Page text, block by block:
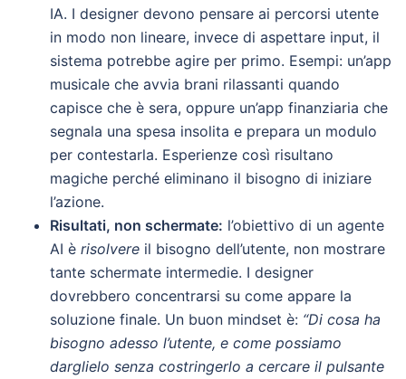
IA. I designer devono pensare ai percorsi utente
in modo non lineare, invece di aspettare input, il
sistema potrebbe agire per primo. Esempi: un’app
musicale che avvia brani rilassanti quando
capisce che è sera, oppure un’app finanziaria che
segnala una spesa insolita e prepara un modulo
per contestarla. Esperienze così risultano
magiche perché eliminano il bisogno di iniziare
l’azione.
Risultati, non schermate: l’obiettivo di un agente
AI è risolvere il bisogno dell’utente, non mostrare
tante schermate intermedie. I designer
dovrebbero concentrarsi su come appare la
soluzione finale. Un buon mindset è: “Di cosa ha
bisogno adesso l’utente, e come possiamo
darglielo senza costringerlo a cercare il pulsante